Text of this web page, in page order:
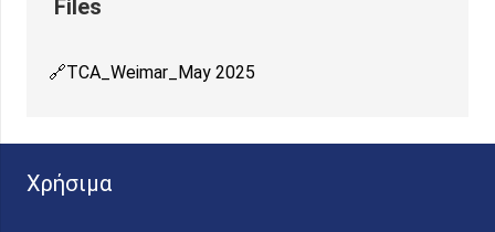
TCA_Weimar_May 2025
Χρήσιμα